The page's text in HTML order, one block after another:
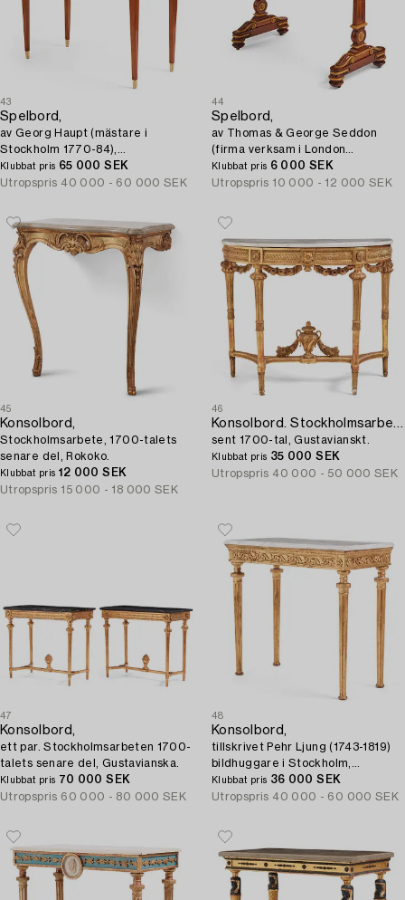
43
Spelbord,
av Georg Haupt (mästare i
Stockholm 1770-84),
Gustavianskt.
Klubbat pris 65 000 SEK
Utropspris 40 000 - 60 000 SEK
44
Spelbord,
av Thomas & George Seddon
(firma verksam i London
1753/1815-70), William IV.
Klubbat pris 6 000 SEK
Utropspris 10 000 - 12 000 SEK
45
Konsolbord,
Stockholmsarbete, 1700-talets
senare del, Rokoko.
Klubbat pris 12 000 SEK
Utropspris 15 000 - 18 000 SEK
46
Konsolbord. Stockholmsarbete,
sent 1700-tal, Gustavianskt.
Klubbat pris 35 000 SEK
Utropspris 40 000 - 50 000 SEK
47
Konsolbord,
ett par. Stockholmsarbeten 1700-
talets senare del, Gustavianska.
Klubbat pris 70 000 SEK
Utropspris 60 000 - 80 000 SEK
48
Konsolbord,
tillskrivet Pehr Ljung (1743-1819)
bildhuggare i Stockholm,
Sengustavianskt.
Klubbat pris 36 000 SEK
Utropspris 40 000 - 60 000 SEK